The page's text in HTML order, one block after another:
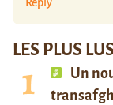
LES PLUS LUS
Un